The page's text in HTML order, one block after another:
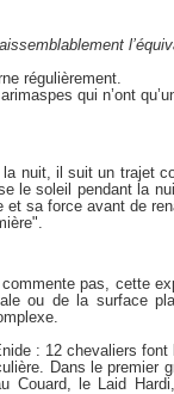
régulièrement.
qui n’ont
nuit, il suit un trajet
le soleil pendant la
et sa force avant de
pas, cette
ou de la surface
: 12 chevaliers font
Dans le premier
Couard, le Laid